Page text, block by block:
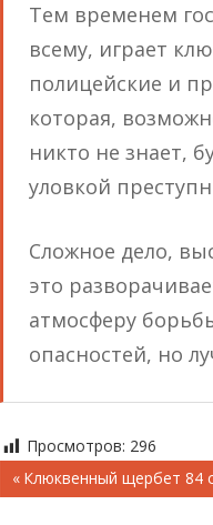
Тем временем
всему, играет
полицейские и
которая,
никто не знает,
уловкой
Сложное дело,
это
атмосферу
опасностей, но
Просмотров: 296
Навигация
Предыдущая
запись;
Клюквенный щербет 84